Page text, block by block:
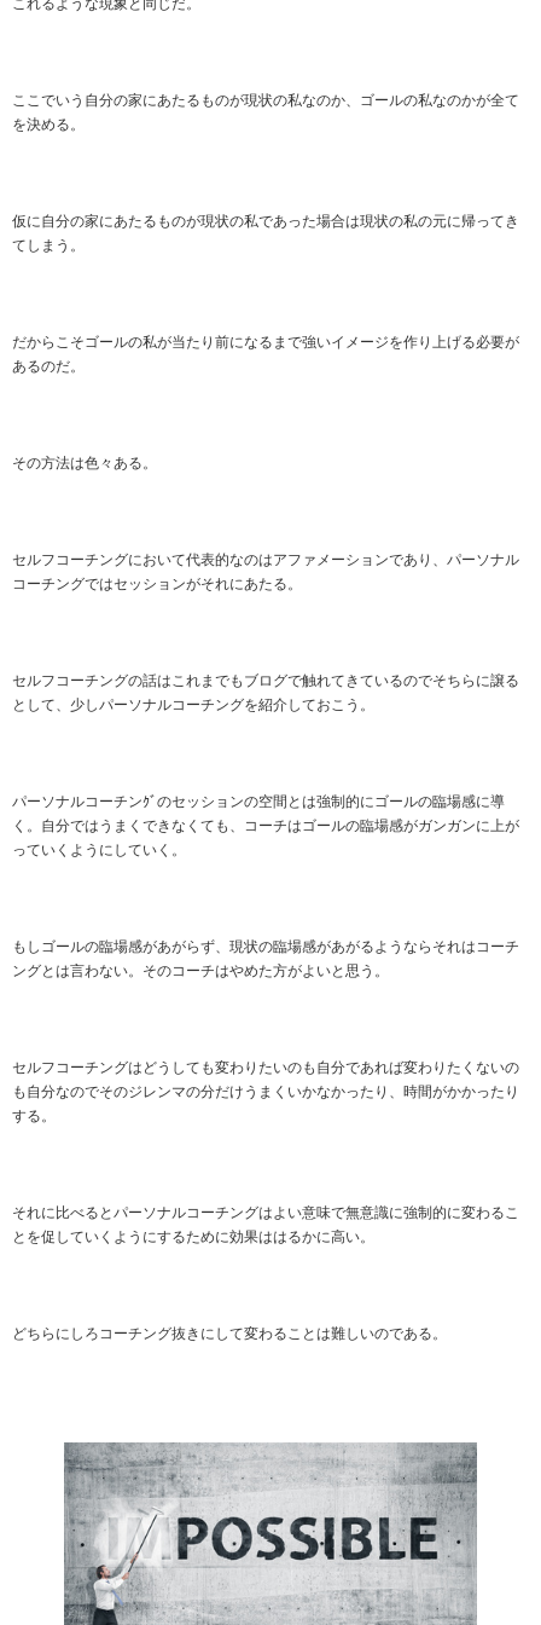
ここでいう自分の家にあたるものが現状の私なのか、ゴールの私なのかが全て
を決める。
仮に自分の家にあたるものが現状の私であった場合は現状の私の元に帰ってき
てしまう。
だからこそゴールの私が当たり前になるまで強いイメージを作り上げる必要が
あるのだ。
その方法は色々ある。
セルフコーチングにおいて代表的なのはアファメーションであり、パーソナル
コーチングではセッションがそれにあたる。
セルフコーチングの話はこれまでもブログで触れてきているのでそちらに譲る
として、少しパーソナルコーチングを紹介しておこう。
パーソナルコーチンｸﾞのセッションの空間とは強制的にゴールの臨場感に導
く。自分ではうまくできなくても、コーチはゴールの臨場感がガンガンに上が
っていくようにしていく。
もしゴールの臨場感があがらず、現状の臨場感があがるようならそれはコーチ
ングとは言わない。そのコーチはやめた方がよいと思う。
セルフコーチングはどうしても変わりたいのも自分であれば変わりたくないの
も自分なのでそのジレンマの分だけうまくいかなかったり、時間がかかったり
する。
それに比べるとパーソナルコーチングはよい意味で無意識に強制的に変わるこ
とを促していくようにするために効果ははるかに高い。
どちらにしろコーチング抜きにして変わることは難しいのである。